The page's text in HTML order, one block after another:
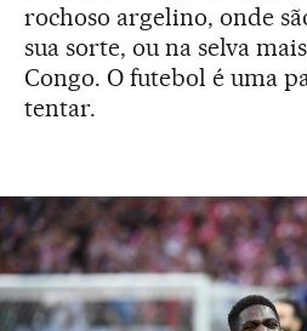
rochoso argelino, onde
sua sorte, ou na selva
Congo. O futebol é uma
tentar.